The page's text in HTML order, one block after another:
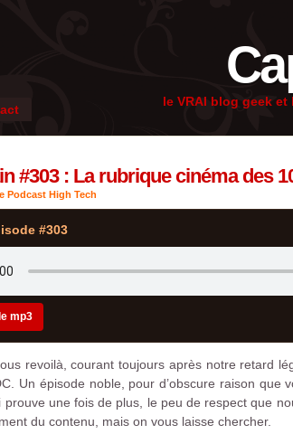
le VRAI blog geek et
#303 : La rubrique cinéma des
Podcast High Tech
#303
mp3
revoilà, courant toujours après notre retard
Un épisode noble, pour d’obscure raison
une fois de plus, le peu de respect que
du contenu, mais on vous laisse chercher.